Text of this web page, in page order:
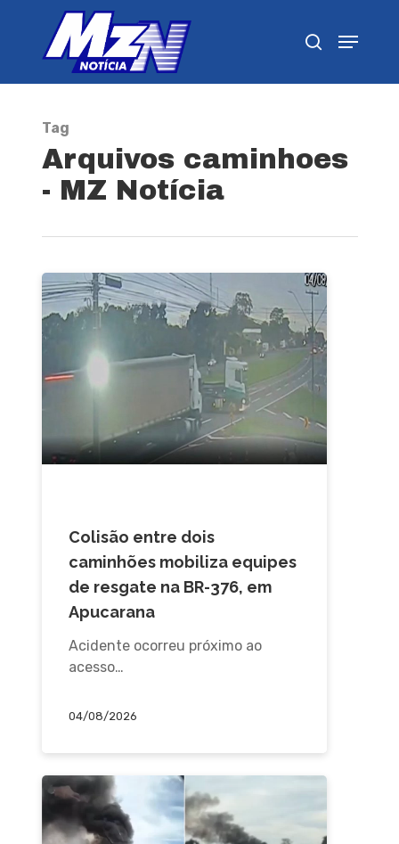
Tag
Arquivos caminhoes
- MZ Notícia
Colisão entre dois
caminhões mobiliza equipes
de resgate na BR-376, em
Apucarana
Acidente ocorreu próximo ao
acesso…
04/08/2026